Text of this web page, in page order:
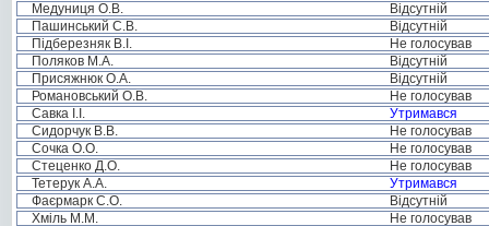
Медуниця О.В.
Відсутній
Пашинський С.В.
Відсутній
Підберезняк В.І.
Не голосував
Поляков М.А.
Відсутній
Присяжнюк О.А.
Відсутній
Романовський О.В.
Не голосував
Савка І.І.
Утримався
Сидорчук В.В.
Не голосував
Сочка О.О.
Не голосував
Стеценко Д.О.
Не голосував
Тетерук А.А.
Утримався
Фаєрмарк С.О.
Відсутній
Хміль М.М.
Не голосував